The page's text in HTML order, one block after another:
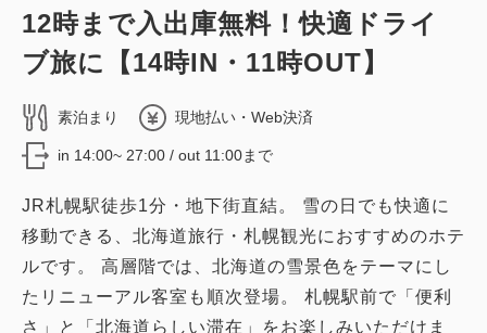
税・サービス料込
会員価格 44,250 円
税・サービス料込
合計 44,850円
■高層階エグゼクティブフロア■ツイン
／禁煙・19平米
シングルサイズ / 幅90-130cm×2
12時まで入出庫無料！快適ドライ
ブ旅に【14時IN・11時OUT】
素泊まり 現地払い・Web決済
in 14:00~ 27:00 / out 11:00まで
JR札幌駅徒歩1分・地下街直結。 雪の日でも快適に
移動できる、北海道旅行・札幌観光におすすめのホテ
ルです。 高層階では、北海道の雪景色をテーマにし
たリニューアル客室も順次登場。 札幌駅前で「便利
さ」と「北海道らしい滞在」をお楽しみいただけま